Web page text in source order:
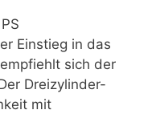
Einstieg in das
sich der
Dreizylinder-
mit